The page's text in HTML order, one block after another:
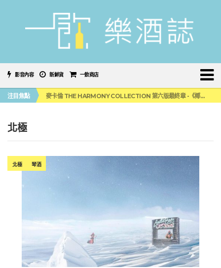
影音內容 新鮮貨 一飲商店
注目焦點
美國正式恢復蘇格蘭威士忌零關稅！烈酒產業再次迎來重磅利多
麥卡倫 THE HARMONY COLLECTION 第六版最終章 -《椰風煖韻》
角嗨尬炸物X爽快這一步，角瓶攜手頂呱呱 全新套餐限時登場
北極
北極 琴酒